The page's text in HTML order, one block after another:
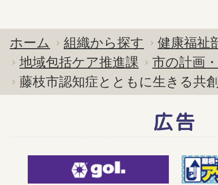
ホーム 組織から探す
健康福祉
地域包括ケア推進課
市の計画
藤枝市認知症とともに生きる共
広告